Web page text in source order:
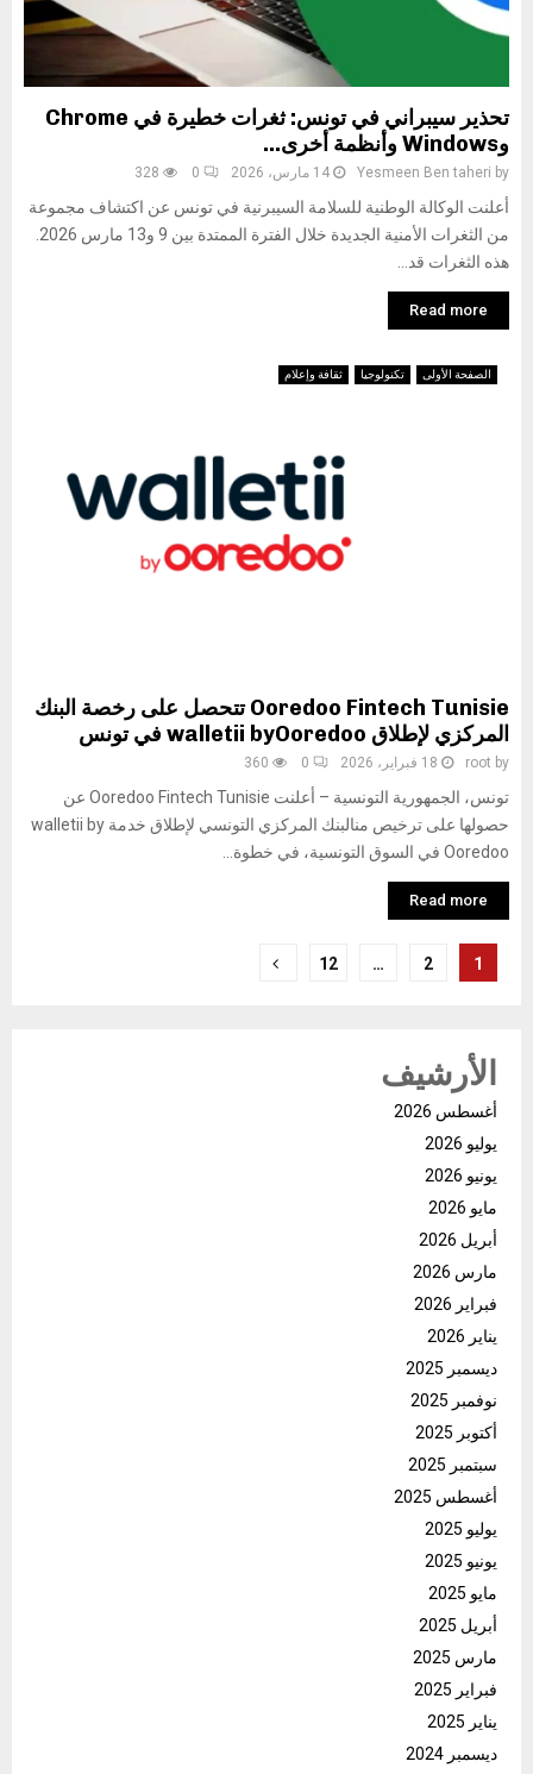
تحذير سيبراني في تونس: ثغرات خطيرة في Chrome
وWindows وأنظمة أخرى…
by
Yesmeen Ben taheri 14 مارس، 2026 0
328
أعلنت الوكالة الوطنية للسلامة السيبرنية في تونس عن اكتشاف مجموعة
هذه الثغرات قد...
Read more
الصفحة الأولى تكنولوجيا ثقافة وإعلام
Ooredoo Fintech Tunisie تتحصل على رخصة البنك
المركزي لإطلاق walletii byOoredoo في تونس
by
root 18 فبراير، 2026 0
360
تونس، الجمهورية التونسية – أعلنت Ooredoo Fintech Tunisie عن
حصولها على ترخيص منالبنك المركزي التونسي لإطلاق خدمة walletii by
Ooredoo في السوق التونسية، في خطوة...
Read more
تعدد
المقالات
1
2
…
12
الأرشيف
أغسطس 2026
يوليو 2026
يونيو 2026
مايو 2026
أبريل 2026
مارس 2026
فبراير 2026
يناير 2026
ديسمبر 2025
نوفمبر 2025
أكتوبر 2025
سبتمبر 2025
أغسطس 2025
يوليو 2025
يونيو 2025
مايو 2025
أبريل 2025
مارس 2025
فبراير 2025
يناير 2025
ديسمبر 2024